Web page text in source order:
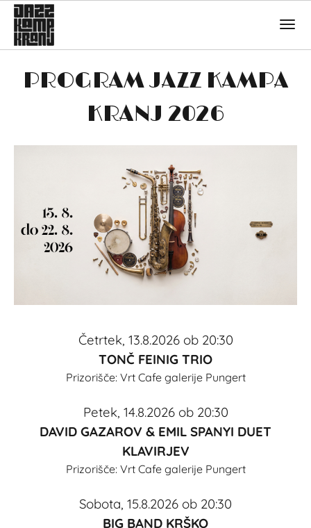
PROGRAM JAZZ KAMPA
KRANJ 2026
Četrtek, 13.8.2026 ob 20:30
TONČ FEINIG TRIO
Prizorišče: Vrt Cafe galerije Pungert
Petek, 14.8.2026 ob 20:30
DAVID GAZAROV & EMIL SPANYI DUET
KLAVIRJEV
Prizorišče: Vrt Cafe galerije Pungert
Sobota, 15.8.2026 ob 20:30
BIG BAND KRŠKO